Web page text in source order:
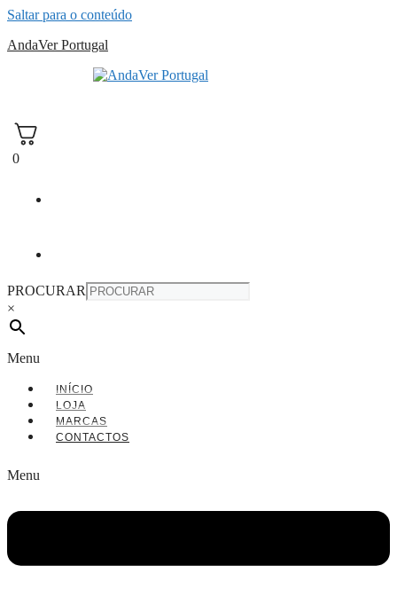
Saltar para o conteúdo
AndaVer Portugal
0
PROCURAR
×
Menu
INÍCIO
LOJA
MARCAS
CONTACTOS
Menu